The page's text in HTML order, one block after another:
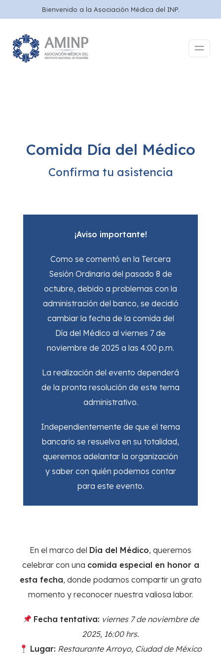
Bienvenido a la Asociación Médica del INP.
Comida Día del Médico
Confirma tu asistencia
¡Aviso importante!
Como se comentó en la Tercera
Sesión Ordinaria del pasado 8 de
octubre, debido a problemas con la
administración del banco, se decidió
cambiar la fecha de la comida del
Día del Médico al viernes 7 de
noviembre de 2025 a las 4:00 p.m.
La realización del evento dependerá
de la pronta resolución de este tema
administrativo.
Independientemente de que el tema
bancario se resuelva en su totalidad,
queremos adelantar la organización
y saber con quién podemos contar
para este evento.
En el marco del Día del Médico, queremos
celebrar con una comida especial en honor a
esta fecha, donde podamos compartir un grato
momento y reconocer nuestra valiosa labor.
Fecha tentativa: viernes 7 de noviembre de
2025, 16:00 hrs.
Lugar: Restaurante Arroyo, Ciudad de México